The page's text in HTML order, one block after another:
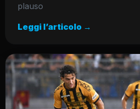
plauso
Leggi l’articolo →